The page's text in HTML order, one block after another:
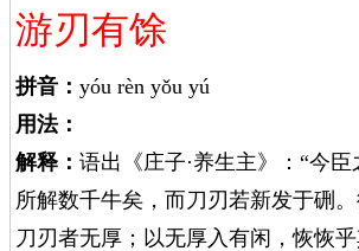
游刃有馀
拼音： yóu rèn yǒu yú
用法：
解释： 语出《庄子·养生主》：“今臣
所解数千牛矣，而刀刃若新发于硎
刀刃者无厚；以无厚入有闲，恢恢